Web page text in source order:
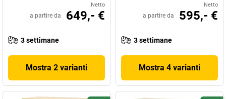
Netto
a partire da 649,- €
3 settimane
Mostra 2 varianti
Netto
a partire da 595,- €
3 settimane
Mostra 4 varianti